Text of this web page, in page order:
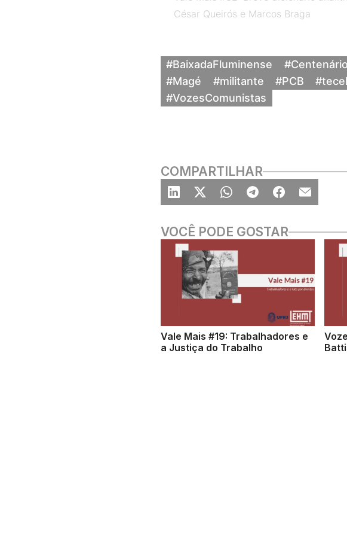
César Queirós e Marcos Braga
#BaixadaFluminense
#Magé
#militante #PCB
#VozesComunistas
COMPARTILHAR
VOCÊ PODE GOSTAR
Vale Mais #19: Trabalhadores e
a Justiça do Trabalho